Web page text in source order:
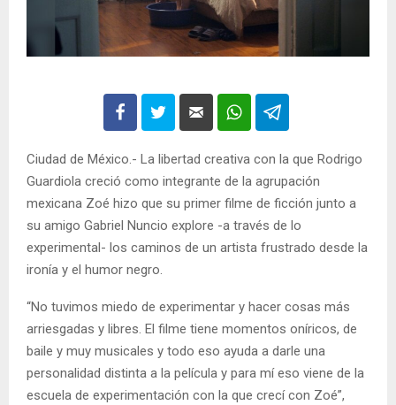
Ciudad de México.- La libertad creativa con la que Rodrigo
Guardiola creció como integrante de la agrupación
mexicana Zoé hizo que su primer filme de ficción junto a
su amigo Gabriel Nuncio explore -a través de lo
experimental- los caminos de un artista frustrado desde la
ironía y el humor negro.
“No tuvimos miedo de experimentar y hacer cosas más
arriesgadas y libres. El filme tiene momentos oníricos, de
baile y muy musicales y todo eso ayuda a darle una
personalidad distinta a la película y para mí eso viene de la
escuela de experimentación con la que crecí con Zoé”,